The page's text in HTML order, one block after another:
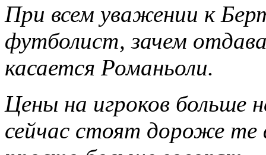
При всем уважении к
футболист, зачем
касается Романьоли.
Цены на игроков больше
сейчас стоят дороже